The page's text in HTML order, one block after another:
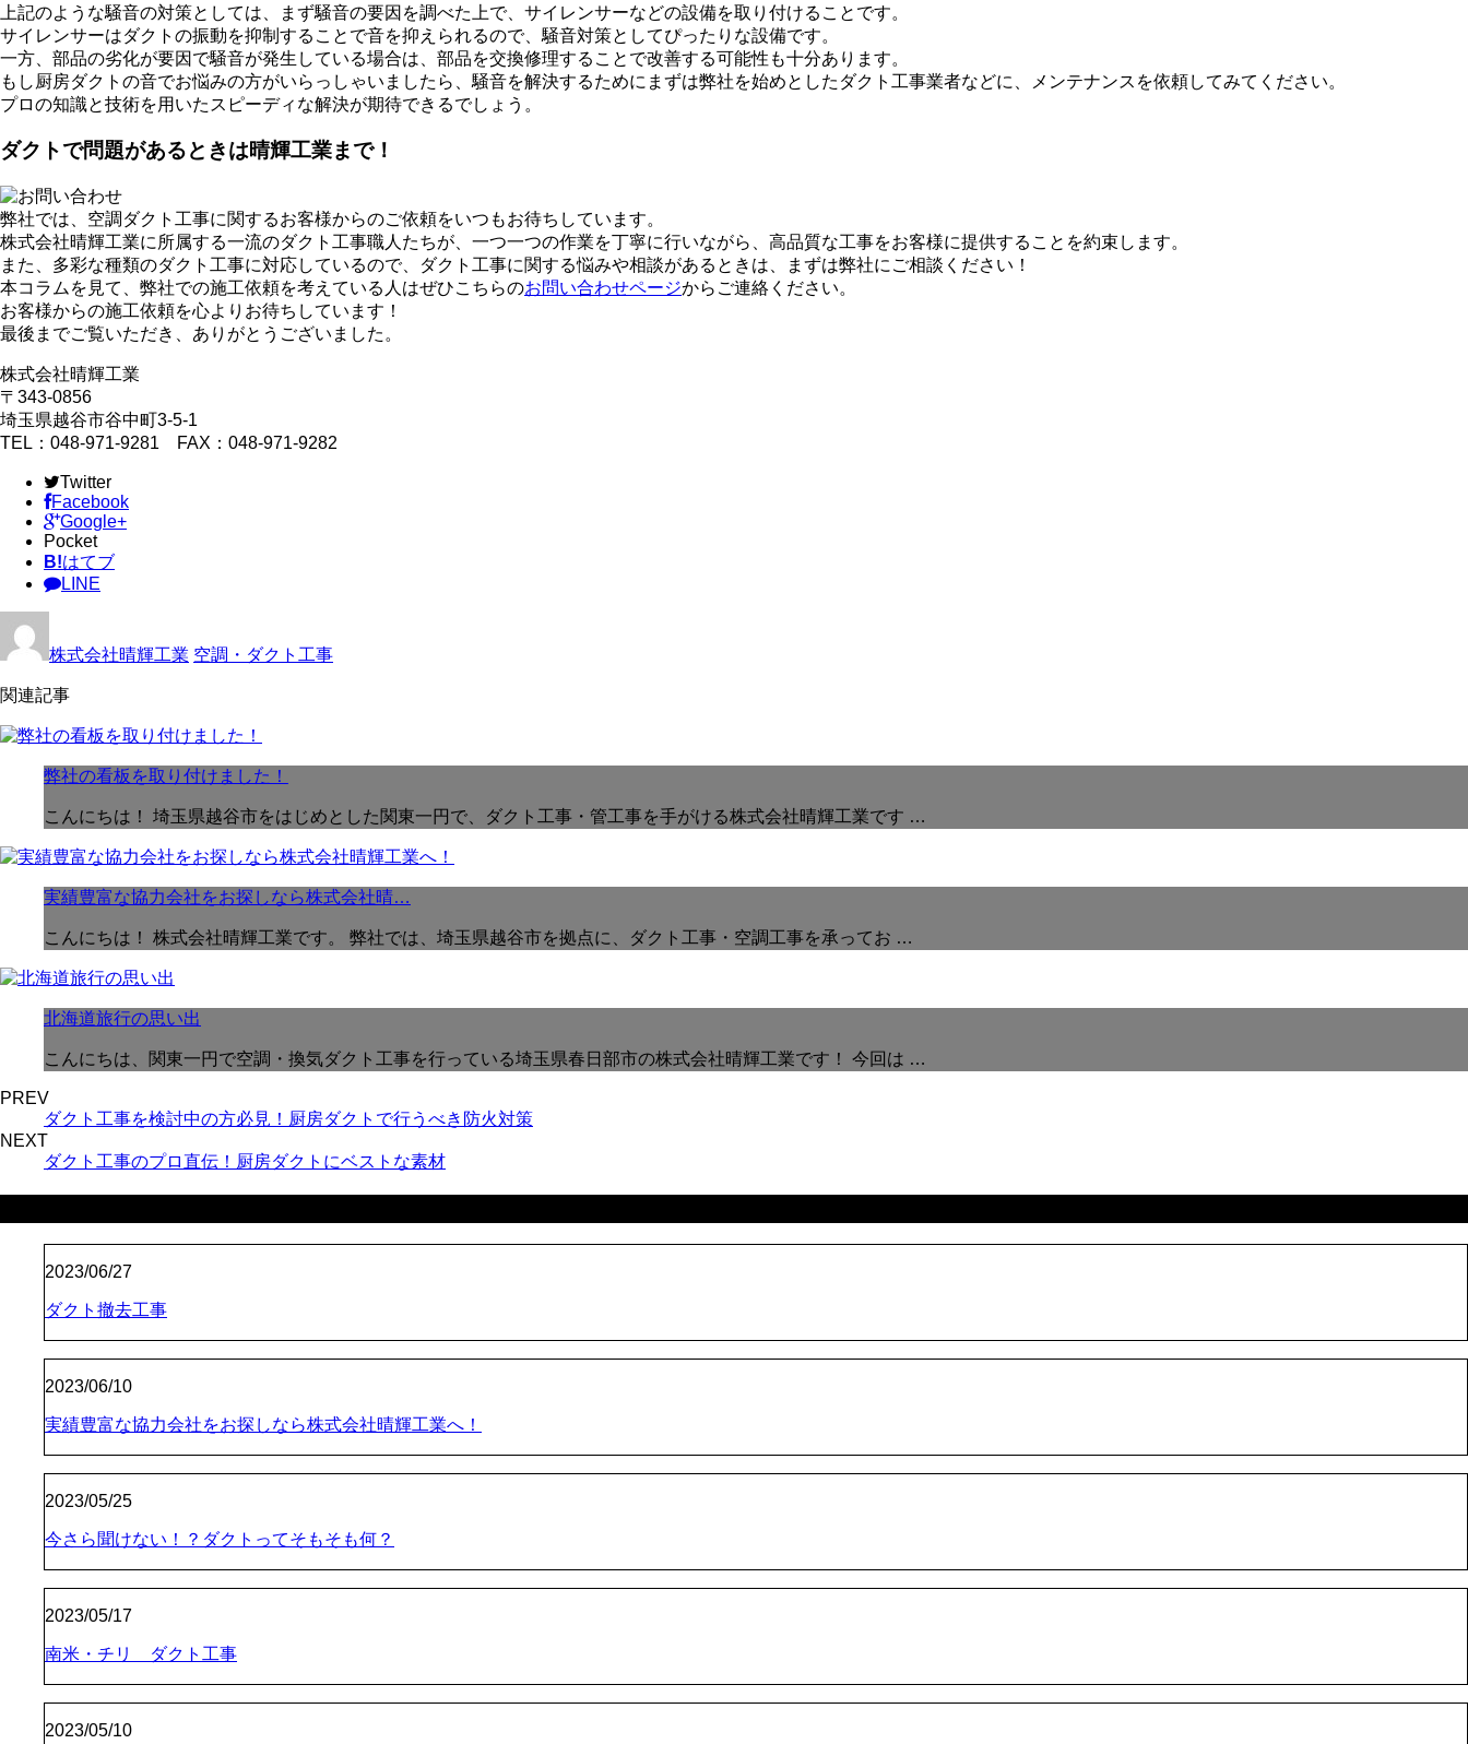
上記のような騒音の対策としては、まず騒音の要因を調べた上で、サイレンサーなどの設備を取り付けることです。
サイレンサーはダクトの振動を抑制することで音を抑えられるので、騒音対策としてぴったりな設備です。
一方、部品の劣化が要因で騒音が発生している場合は、部品を交換修理することで改善する可能性も十分あります。
もし厨房ダクトの音でお悩みの方がいらっしゃいましたら、騒音を解決するためにまずは弊社を始めとしたダクト工事業者などに、メンテナンスを依頼してみてください。
プロの知識と技術を用いたスピーディな解決が期待できるでしょう。
ダクトで問題があるときは晴輝工業まで！
弊社では、空調ダクト工事に関するお客様からのご依頼をいつもお待ちしています。
株式会社晴輝工業に所属する一流のダクト工事職人たちが、一つ一つの作業を丁寧に行いながら、高品質な工事をお客様に提供することを約束します。
また、多彩な種類のダクト工事に対応しているので、ダクト工事に関する悩みや相談があるときは、まずは弊社にご相談ください！
本コラムを見て、弊社での施工依頼を考えている人はぜひこちらのお問い合わせページからご連絡ください。
お客様からの施工依頼を心よりお待ちしています！
最後までご覧いただき、ありがとうございました。
株式会社晴輝工業
〒343-0856
埼玉県越谷市谷中町3-5-1
TEL：048-971-9281 FAX：048-971-9282
Twitter
Facebook
Google+
Pocket
B!はてブ
LINE
株式会社晴輝工業 空調・ダクト工事
関連記事
弊社の看板を取り付けました！
こんにちは！ 埼玉県越谷市をはじめとした関東一円で、ダクト工事・管工事を手がける株式会社晴輝工業です …
実績豊富な協力会社をお探しなら株式会社晴…
こんにちは！ 株式会社晴輝工業です。 弊社では、埼玉県越谷市を拠点に、ダクト工事・空調工事を承ってお …
北海道旅行の思い出
こんにちは、関東一円で空調・換気ダクト工事を行っている埼玉県春日部市の株式会社晴輝工業です！ 今回は …
PREV
ダクト工事を検討中の方必見！厨房ダクトで行うべき防火対策
NEXT
ダクト工事のプロ直伝！厨房ダクトにベストな素材
2023/06/27
ダクト撤去工事
2023/06/10
実績豊富な協力会社をお探しなら株式会社晴輝工業へ！
2023/05/25
今さら聞けない！？ダクトってそもそも何？
2023/05/17
南米・チリ ダクト工事
2023/05/10